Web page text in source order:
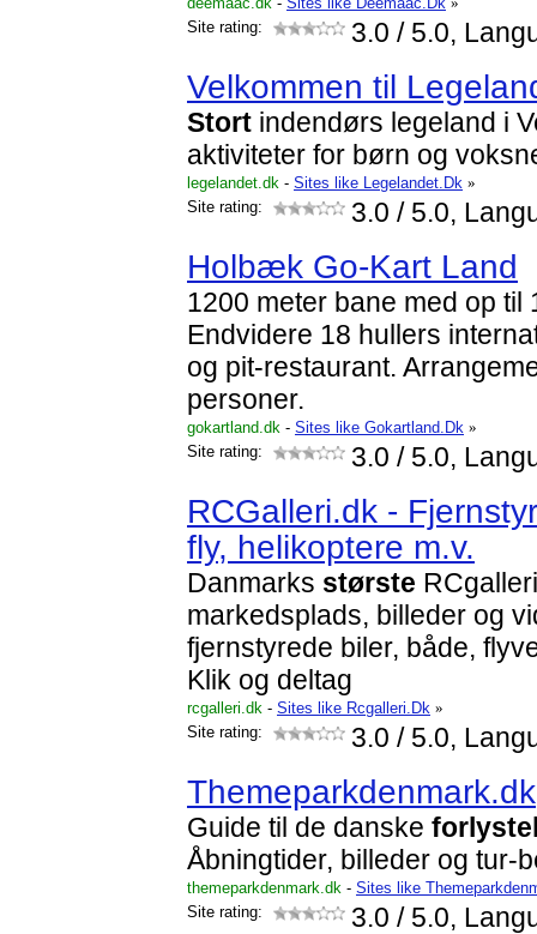
Site rating:
3.0 / 5.0,
Velkommen til
Stort indendørs legeland i
aktiviteter for børn og
legelandet.dk - Sites like Legelandet.Dk »
Site rating:
3.0 / 5.0,
Holbæk Go-Kart Land
1200 meter bane med op til
Endvidere 18 hullers
og pit-restaurant.
personer.
gokartland.dk - Sites like Gokartland.Dk »
Site rating:
3.0 / 5.0,
RCGalleri.dk -
fly, helikoptere m.v.
Danmarks største
markedsplads, billeder og
fjernstyrede biler, både,
Klik og deltag
rcgalleri.dk - Sites like Rcgalleri.Dk »
Site rating:
3.0 / 5.0,
Themeparkdenmark.dk
Guide til de danske
Åbningtider, billeder og tur-
themeparkdenmark.dk - Sites like
Site rating:
3.0 / 5.0,